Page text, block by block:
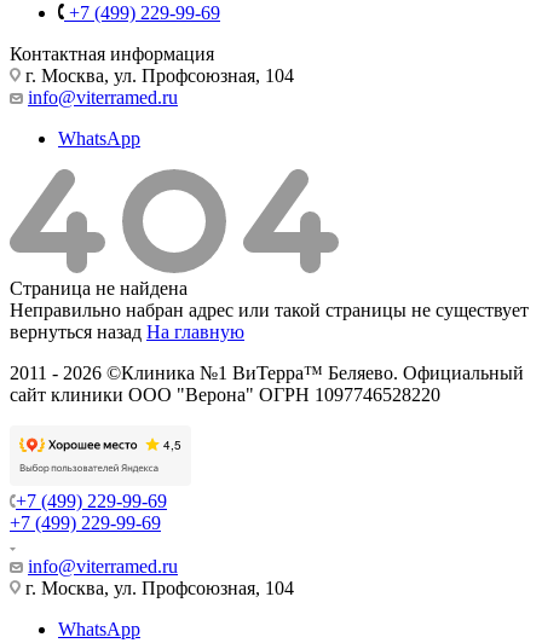
+7 (499) 229-99-69
Контактная информация
г. Москва, ул. Профсоюзная, 104
info@viterramed.ru
WhatsApp
Страница не найдена
Неправильно набран адрес или такой страницы не существует
вернуться назад На главную
2011 - 2026 ©Клиника №1 ВиТерра™ Беляево. Официальный
сайт клиники ООО "Верона" ОГРН 1097746528220
+7 (499) 229-99-69
+7 (499) 229-99-69
info@viterramed.ru
г. Москва, ул. Профсоюзная, 104
WhatsApp